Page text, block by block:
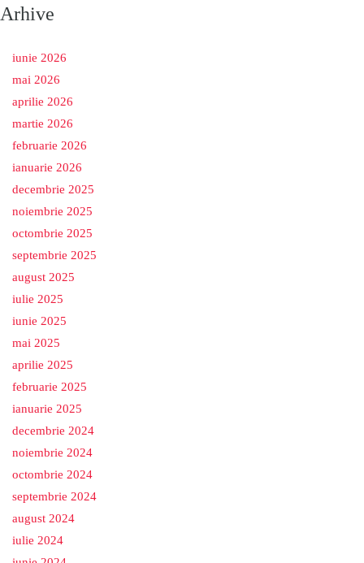
Arhive
iunie 2026
mai 2026
aprilie 2026
martie 2026
februarie 2026
ianuarie 2026
decembrie 2025
noiembrie 2025
octombrie 2025
septembrie 2025
august 2025
iulie 2025
iunie 2025
mai 2025
aprilie 2025
februarie 2025
ianuarie 2025
decembrie 2024
noiembrie 2024
octombrie 2024
septembrie 2024
august 2024
iulie 2024